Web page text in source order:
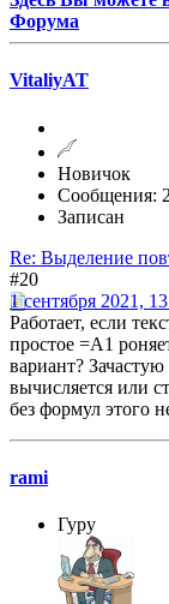
Форума
VitaliyAT
Новичок
Сообщения: 2
Записан
Re: Выделение
#20
1 сентября 2021,
Работает, если
простое =A1
вариант?
вычисляется или
без формул этого
rami
Гуру